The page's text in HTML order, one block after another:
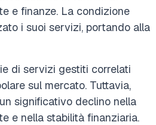
e finanze. La condizione
i suoi servizi, portando alla
di servizi gestiti correlati
sul mercato. Tuttavia,
significativo declino nella
e nella stabilità finanziaria.